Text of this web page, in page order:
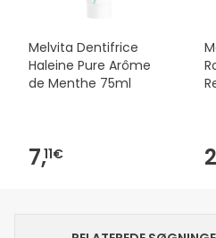
Melvita Dentifrice
Haleine Pure Arôme
de Menthe 75ml
7,11€